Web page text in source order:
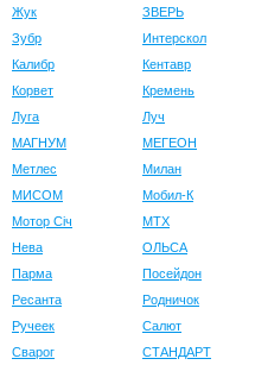
Жук
ЗВЕРЬ
Зубр
Интерскол
Калибр
Кентавр
Корвет
Кремень
Луга
Луч
МАГНУМ
МЕГЕОН
Метлес
Милан
МИСОМ
Мобил-К
Мотор Сiч
МТХ
Нева
ОЛЬСА
Парма
Посейдон
Ресанта
Родничок
Ручеек
Салют
Сварог
СТАНДАРТ